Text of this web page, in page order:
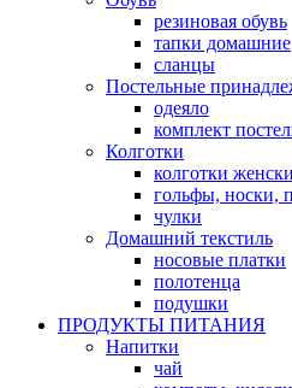
резиновая обувь
тапки домашние
сланцы
Постельные
одеяло
комплект
Колготки
колготки
гольфы, носки,
чулки
Домашний текстиль
носовые платки
полотенца
подушки
ПРОДУКТЫ ПИТАНИЯ
Напитки
чай